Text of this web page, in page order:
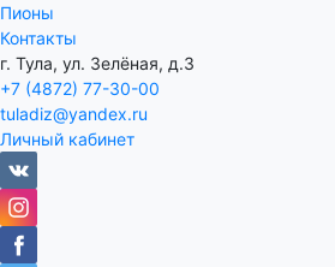
Пионы
Контакты
г. Тула, ул. Зелёная, д.3
+7 (4872) 77-30-00
tuladiz@yandex.ru
Личный кабинет